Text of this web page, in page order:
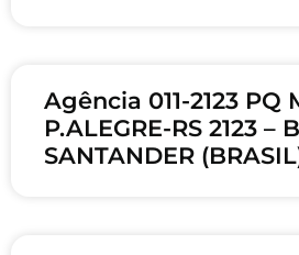
Agência 011-2123 PQ
P.ALEGRE-RS 2123 –
SANTANDER